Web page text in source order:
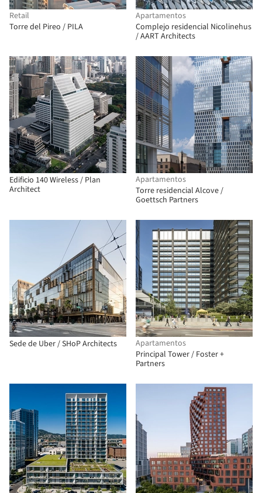
Retail
Torre del Pireo / PILA
Apartamentos
Complejo residencial Nicolinehus
/ AART Architects
Edificio 140 Wireless / Plan
Architect
Apartamentos
Torre residencial Alcove /
Goettsch Partners
Sede de Uber / SHoP Architects
Apartamentos
Principal Tower / Foster +
Partners